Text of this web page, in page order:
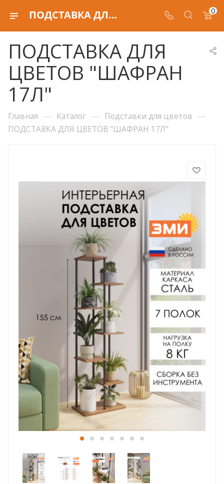
ПОДСТАВКА ДЛЯ ЦВЕТОВ "ШАФРАН 17Л" 0
ПОДСТАВКА ДЛЯ
ЦВЕТОВ "ШАФРАН
17Л"
Главная — Каталог — Подставки для цветов —
ПОДСТАВКА ДЛЯ ЦВЕТОВ "ШАФРАН 17Л"